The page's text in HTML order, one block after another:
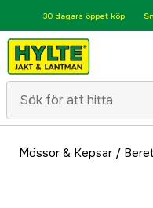
30 dagars öppet köp
Mössor & Kepsar/